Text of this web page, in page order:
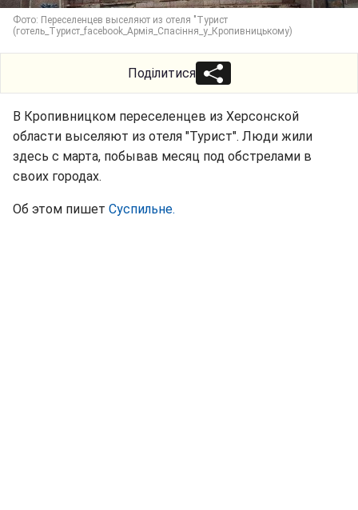
Фото: Переселенцев выселяют из отеля "Турист
(готель_Турист_facebook_Армія_Спасіння_у_Кропивницькому)
Поділитися
В Кропивницком переселенцев из Херсонской
области выселяют из отеля "Турист". Люди жили
здесь с марта, побывав месяц под обстрелами в
своих городах.
Об этом пишет Суспильне.